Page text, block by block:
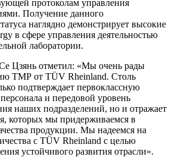
протоколам управления
Получение данного
наглядно демонстрирует высокие
в сфере управления деятельностью
лаборатории.
Цзянь отметил: «Мы очень рады
ТМР от TÜV Rheinland. Столь
подтверждает первоклассную
и передовой уровень
наших подразделений, но и отражает
которых мы придерживаемся в
продукции. Мы надеемся на
с TÜV Rheinland с целью
устойчивого развития отрасли».